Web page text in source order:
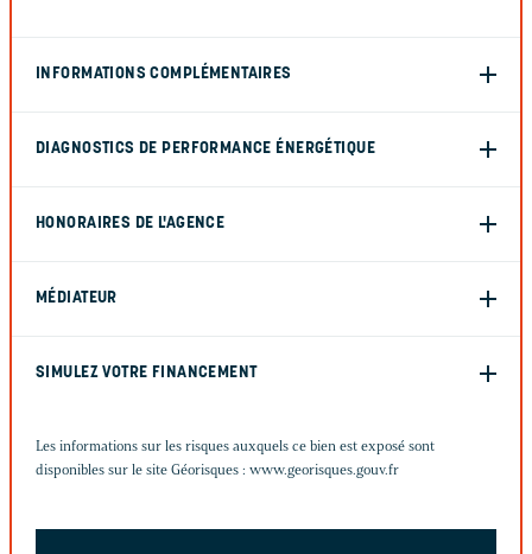
INFORMATIONS COMPLÉMENTAIRES
DIAGNOSTICS DE PERFORMANCE ÉNERGÉTIQUE
HONORAIRES DE L'AGENCE
MÉDIATEUR
SIMULEZ VOTRE FINANCEMENT
Les informations sur les risques auxquels ce bien est exposé sont
disponibles sur le site Géorisques : www.georisques.gouv.fr